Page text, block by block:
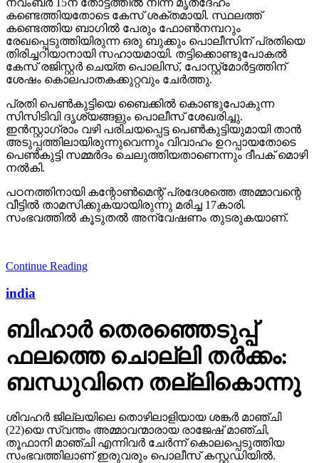
കണ്ടെത്തിയതോടെ കേസ് ശക്തമായി. സ്ഥലത്ത്
കണ്ടെത്തിയ ബാഗില്‍ പേരും ഫോണ്‍നമ്പറും
രേഖപ്പെടുത്തിയിരുന്ന ഒരു ബുക്കും പൊലീസിന് പ്രതിയെ
തിരിച്ചറിയാനായി സഹായമായി. തട്ടിക്കൊണ്ടുപോകല്‍
കേസ് രജിസ്റ്റര്‍ ചെയ്ത പൊലിസ്, പോസ്റ്റ്‌മോര്‍ട്ടത്തിന്
ശേഷം കൊലപാതകക്കുറ്റവും ചേര്‍ത്തു.
പ്രതി പെണ്‍കുട്ടിയെ ബൈക്കില്‍ കൊണ്ടുപോകുന്ന
സിസിടിവി ദൃശ്യങ്ങളും പൊലീസ് ശേഖരിച്ചു.
ഇന്‍സ്റ്റാഗ്രാം വഴി പരിചയപ്പെട്ട പെണ്‍കുട്ടിയുമായി താന്‍
അടുപ്പത്തിലായിരുന്നുവെന്നും വിവാഹം ഉറപ്പായതോടെ
പെണ്‍കുട്ടി സമ്മര്‍ദം ചെലുത്തിയതാണെന്നും ദീപക് മൊഴി
നല്‍കി.
പഠനത്തിനായി കന്റോണ്‍മെന്റ് പ്രദേശത്തെ അമ്മാവന്റെ
വീട്ടില്‍ താമസിക്കുകയായിരുന്നു മരിച്ച 17കാരി.
സംഭവത്തില്‍ കൂടുതല്‍ അന്വേഷണം തുടരുകയാണ്.
Continue Reading
india
ബിഹാര്‍ തെരഞ്ഞെടുപ്പ്
ഫലത്തെ ചൊല്ലി തര്‍ക്കം:
ബന്ധുവിനെ തല്ലികൊന്നു
ശിവഹര്‍ ജില്ലയിലെ തൊഴിലാളിയായ ശങ്കര്‍ മാഞ്ചി
(22)യെ സ്വന്തം അമ്മാവന്മാരായ രാജേഷ് മാഞ്ചി,
തൂഫാനി മാഞ്ചി എന്നിവര്‍ ചേര്‍ന്ന് കൊലപ്പെടുത്തിയ
സംഭവത്തിലാണ് ഇരുവരും പൊലീസ് കസ്റ്റഡിയില്‍.